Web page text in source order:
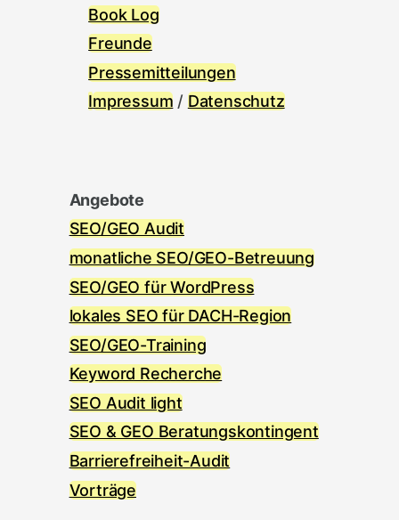
Book Log
Freunde
Pressemitteilungen
Impressum / Datenschutz
Angebote
SEO/GEO Audit
monatliche SEO/GEO-Betreuung
SEO/GEO für WordPress
lokales SEO für DACH-Region
SEO/GEO-Training
Keyword Recherche
SEO Audit light
SEO & GEO Beratungskontingent
Barrierefreiheit-Audit
Vorträge